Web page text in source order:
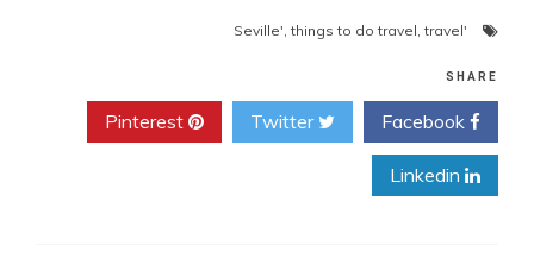
'Seville'
,things to do travel,travel
SHARE
Twitter